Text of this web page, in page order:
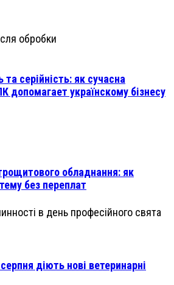
серійність: як сучасна
допомагает українскому бізнесу
обладнання: як
без переплат
діють нові ветеринарні